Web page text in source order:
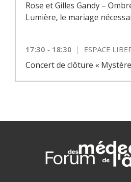
Rose et Gilles Gandy –
Lumière, le mariage
17:30 - 18:30 | ESPACE
Concert de clôture «